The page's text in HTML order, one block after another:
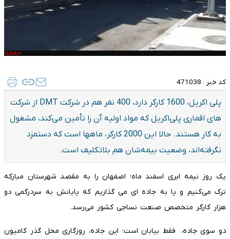
کد خبر : 471038
پلی اکریل، 1600 کارگر دارد، 400 نفر هم در شرکت DMT از شرکت
های اقماری پلی‌اکریل که مواد اولیه آن را تأمین می‌کند، مشغول
به کار هستند. حالا این 2000 کارگر، ماهها است که دستمزد
نگرفته‌اند، وضعیت بیمه‌شان هم بلاتکلیف است.
یک روز نیمه ابری اسفند ماه؛ اصفهان را به مقصد شهرستان مبارکه
ترک می‌کنیم و پا به جاده ای می گذاریم که پایانش به سردرگمی دو
هزار کارگر متخصص صنعت نساجی کشور می‌رسد.
دو سوی جاده، فقط بیابان است؛ این جاده، روزگاری محل گذر کامیون